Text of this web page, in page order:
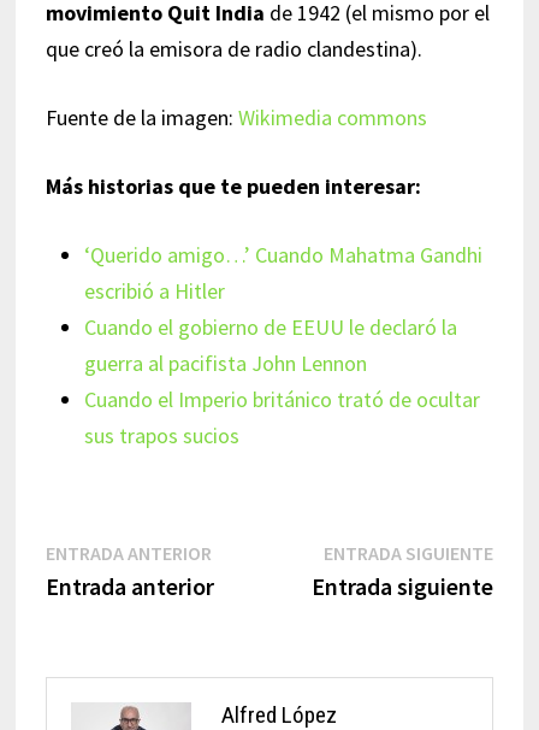
movimiento Quit India de 1942 (el mismo por el
que creó la emisora de radio clandestina).
Fuente de la imagen: Wikimedia commons
Más historias que te pueden interesar:
‘Querido amigo…’ Cuando Mahatma Gandhi
escribió a Hitler
Cuando el gobierno de EEUU le declaró la
guerra al pacifista John Lennon
Cuando el Imperio británico trató de ocultar
sus trapos sucios
Navegación
de
ENTRADA ANTERIOREntrada
anterior:
Entrada anterior
ENTRADA SIGUIENTE
Entrada siguiente
Alfred López